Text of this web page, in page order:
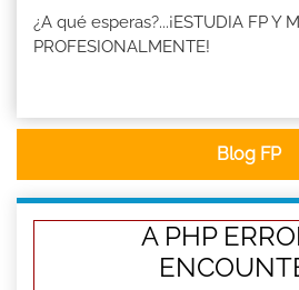
¿A qué esperas?...¡ESTUDIA FP Y
PROFESIONALMENTE!
Blog FP
A PHP